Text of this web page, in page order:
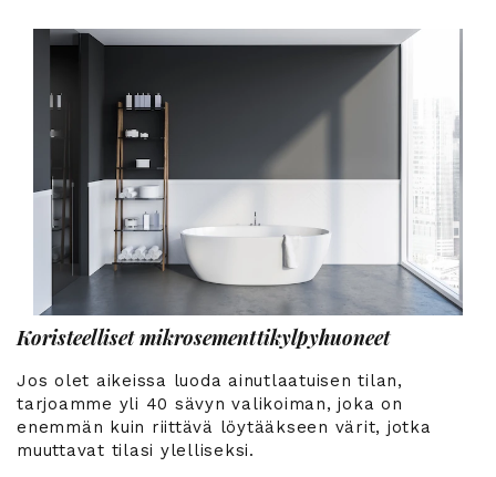
Koristeelliset mikrosementtikylpyhuoneet
Jos olet aikeissa luoda ainutlaatuisen tilan,
tarjoamme yli 40 sävyn valikoiman, joka on
enemmän kuin riittävä löytääkseen värit, jotka
muuttavat tilasi ylelliseksi.